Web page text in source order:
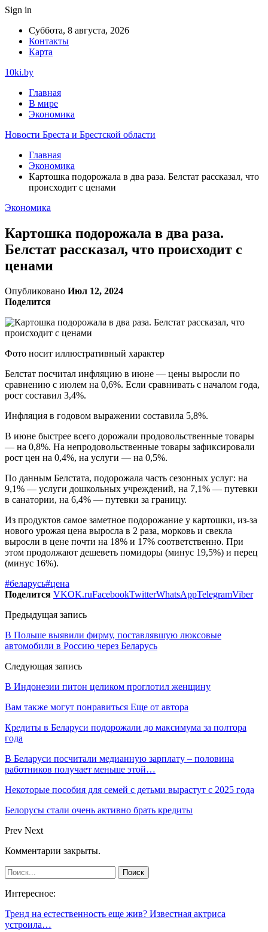
Sign in
Суббота, 8 августа, 2026
Контакты
Карта
10ki.by
Главная
В мире
Экономика
Новости Бреста и Брестской области
Главная
Экономика
Картошка подорожала в два раза. Белстат рассказал, что
происходит с ценами
Экономика
Картошка подорожала в два раза.
Белстат рассказал, что происходит с
ценами
Опубликовано Июл 12, 2024
Поделится
Фото носит иллюстративный характер
Белстат посчитал инфляцию в июне — цены выросли по
сравнению с июлем на 0,6%. Если сравнивать с началом года,
рост составил 3,4%.
Инфляция в годовом выражении составила 5,8%.
В июне быстрее всего дорожали продовольственные товары
— на 0,8%. На непродовольственные товары зафиксировали
рост цен на 0,4%, на услуги — на 0,5%.
По данным Белстата, подорожала часть сезонных услуг: на
9,1% — услуги дошкольных учреждений, на 7,1% — путевки
в санатории, на 6,4% — путевки за границу.
Из продуктов самое заметное подорожание у картошки, из-за
нового урожая цена выросла в 2 раза, морковь и свекла
выросли в цене почти на 18% и 17% соответственно. При
этом продолжают дешеветь помидоры (минус 19,5%) и перец
(минус 16%).
#беларусь#цена
Поделится VKOK.ruFacebookTwitterWhatsAppTelegramViber
Предыдущая запись
В Польше выявили фирму, поставлявшую люксовые
автомобили в Россию через Беларусь
Следующая запись
В Индонезии питон целиком проглотил женщину
Вам также могут понравиться Еще от автора
Кредиты в Беларуси подорожали до максимума за полтора
года
В Беларуси посчитали медианную зарплату – половина
работников получает меньше этой…
Некоторые пособия для семей с детьми вырастут с 2025 года
Белорусы стали очень активно брать кредиты
Prev Next
Комментарии закрыты.
Интересное:
Тренд на естественность еще жив? Известная актриса
устроила…